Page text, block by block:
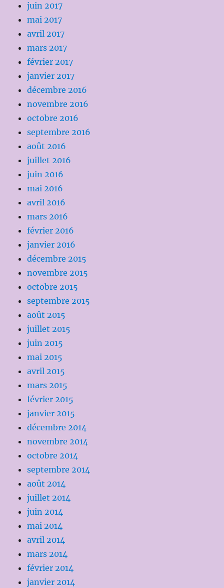
juin 2017
mai 2017
avril 2017
mars 2017
février 2017
janvier 2017
décembre 2016
novembre 2016
octobre 2016
septembre 2016
août 2016
juillet 2016
juin 2016
mai 2016
avril 2016
mars 2016
février 2016
janvier 2016
décembre 2015
novembre 2015
octobre 2015
septembre 2015
août 2015
juillet 2015
juin 2015
mai 2015
avril 2015
mars 2015
février 2015
janvier 2015
décembre 2014
novembre 2014
octobre 2014
septembre 2014
août 2014
juillet 2014
juin 2014
mai 2014
avril 2014
mars 2014
février 2014
janvier 2014